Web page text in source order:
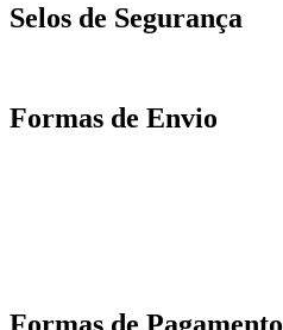
Selos de Segurança
Formas de Envio